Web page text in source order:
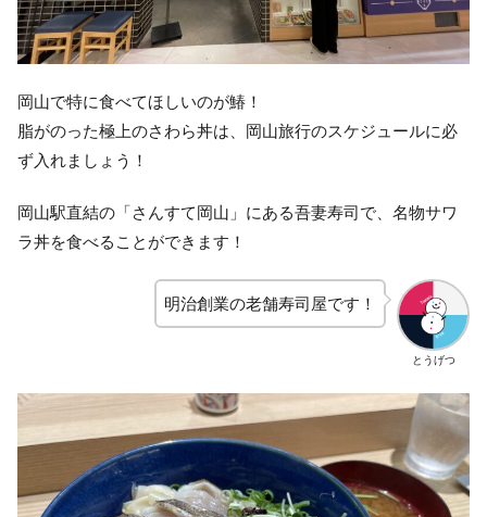
岡山で特に食べてほしいのが鰆！
脂がのった極上のさわら丼は、岡山旅行のスケジュールに必
ず入れましょう！
岡山駅直結の「さんすて岡山」にある吾妻寿司で、名物サワ
ラ丼を食べることができます！
とうげつ
明治創業の老舗寿司屋です！